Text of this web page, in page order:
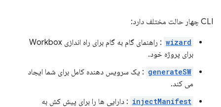
CLI چهار حالت مختلف دارد:
wizard
: راهنمای گام به گام برای راه اندازی Workbox
برای پروژه خود.
generateSW : یک سرویس دهنده کامل برای شما ایجاد
می کند.
injectManifest : دارایی ها را برای پیش کش به